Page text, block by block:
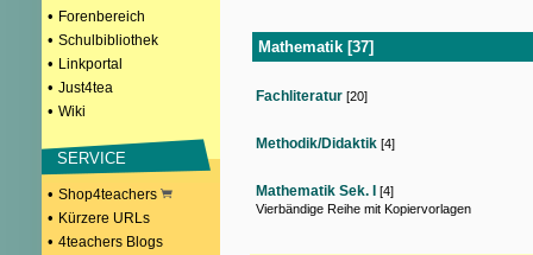
• Forenbereich
• Schulbibliothek
• Linkportal
• Just4tea
• Wiki
SERVICE
• Shop4teachers
• Kürzere URLs
• 4teachers Blogs
Mathematik [37]
Fachliteratur [20]
Methodik/Didaktik [4]
Mathematik Sek. I
[4]
Vierbändige Reihe mit Kopiervorlagen